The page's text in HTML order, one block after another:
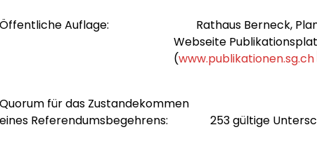
Öffentliche Auflage: Rathaus Berneck,
Webseite
(www.publikationen.sg.ch
Quorum für das Zustandekommen
eines Referendumsbegehrens: 253 gültige